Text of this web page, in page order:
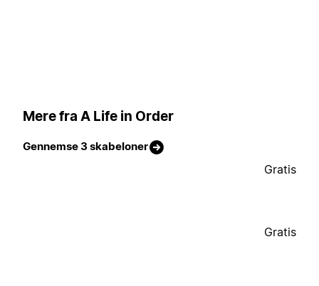
Mere fra A Life in Order
Gennemse 3 skabeloner
Gratis
Gratis